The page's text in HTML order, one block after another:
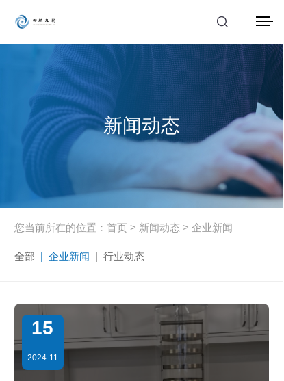
产品中心
解决方案
服务支持
新闻动态
关于我们
新闻动态
您当前所在的位置： 首页 > 新闻动态 > 企业新闻
全部 | 企业新闻 | 行业动态
15
2024-11